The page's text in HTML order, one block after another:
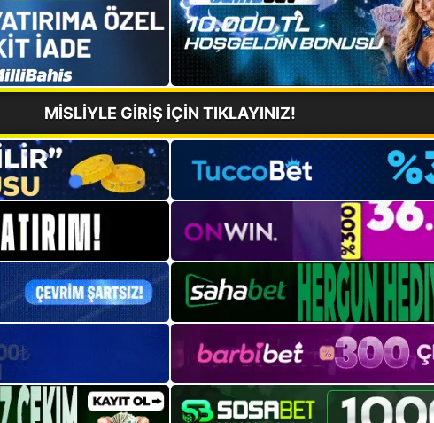
MİSLİYLE GİRİŞ İÇİN TIKLAYINIZ!